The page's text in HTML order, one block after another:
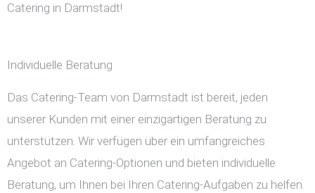
Catering in Darmstadt!
Individuelle Beratung
Das Catering-Team von Darmstadt ist bereit, jeden
unserer Kunden mit einer einzigartigen Beratung zu
unterstützen. Wir verfügen über ein umfangreiches
Angebot an Catering-Optionen und bieten individuelle
Beratung, um Ihnen bei Ihren Catering-Aufgaben zu helfen.